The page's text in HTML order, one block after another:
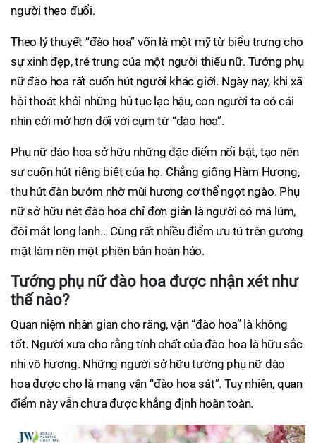
người theo đuổi.
Theo lý thuyết “đào hoa” vốn là một mỹ từ biểu trưng cho
sự xinh đẹp, trẻ trung của một người thiếu nữ. Tướng phụ
nữ đào hoa rất cuốn hút người khác giới. Ngày nay, khi xã
hội thoát khỏi những hủ tục lạc hậu, con người ta có cái
nhìn cởi mở hơn đối với cụm từ “đào hoa”.
Phụ nữ đào hoa sở hữu những đặc điểm nổi bật, tạo nên
sự cuốn hút riêng biệt của họ. Chẳng giống Hàm Hương,
thu hút đàn bướm nhờ mùi hương cơ thể ngọt ngào. Phụ
nữ sở hữu nét đào hoa chỉ đơn giản là người có má lúm,
đôi mắt long lanh… Cùng rất nhiều điểm ưu tú trên gương
mặt làm nên một phiên bản hoàn hảo.
Tướng phụ nữ đào hoa được nhận xét như
thế nào?
Quan niệm nhân gian cho rằng, vận “đào hoa” là không
tốt. Người xưa cho rằng tính chất của đào hoa là hữu sắc
nhi vô hương. Những người sở hữu tướng phụ nữ đào
hoa được cho là mang vận “đào hoa sát”. Tuy nhiên, quan
điểm này vẫn chưa được khẳng định hoàn toàn.